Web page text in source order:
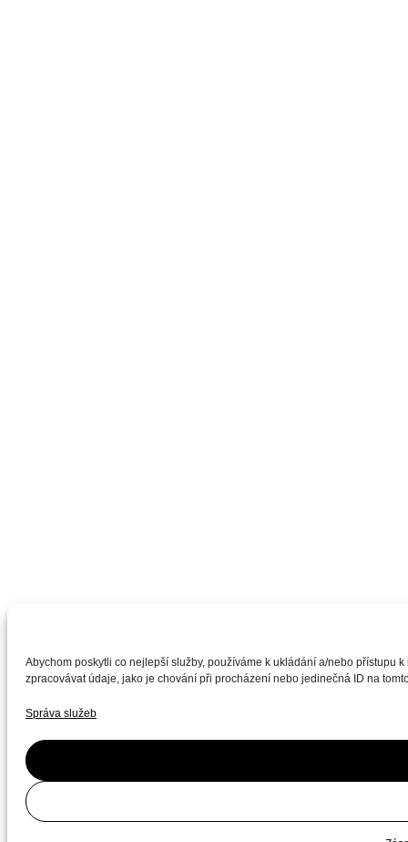
Abychom poskytli co nejlepší služby, používáme k ukládání a/nebo přístupu
zpracovávat údaje, jako je chování při procházení nebo jedinečná ID na
Správa služeb